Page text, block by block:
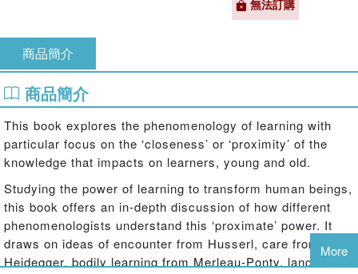
無法訂購
商品簡介
商品簡介
This book explores the phenomenology of learning with
particular focus on the ‘closeness’ or ‘proximity’ of the
knowledge that impacts on learners, young and old.
Studying the power of learning to transform human beings,
this book offers an in-depth discussion of how different
phenomenologists understand this ‘proximate’ power. It
draws on ideas of encounter from Husserl, care from
Heidegger, bodily learning from Merleau-Ponty, language
More